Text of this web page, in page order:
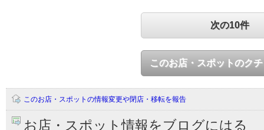
次の10件
このお店・スポットのク
このお店・スポットの情報変更や閉店・移転を報告
お店・スポット情報をブログにはる